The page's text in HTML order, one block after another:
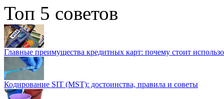
Топ 5 советов
Главные преимущества кредитных карт: почему стоит
Кодирование SIT (MST): достоинства, правила и советы